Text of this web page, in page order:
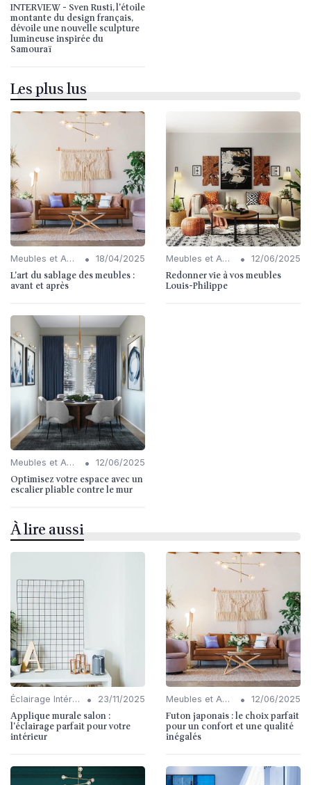
INTERVIEW - Sven Rusti, l'étoile
montante du design français,
dévoile une nouvelle sculpture
lumineuse inspirée du
Samouraï
Les plus lus
Meubles et Accessoires • 18/04/2025
L'art du sablage des meubles :
avant et après
Meubles et Accessoires • 12/06/2025
Redonner vie à vos meubles
Louis-Philippe
Meubles et Accessoires • 12/06/2025
Optimisez votre espace avec un
escalier pliable contre le mur
À lire aussi
Éclairage Intérieur • 23/11/2025
Applique murale salon :
l'éclairage parfait pour votre
intérieur
Meubles et Accessoires • 12/06/2025
Futon japonais : le choix parfait
pour un confort et une qualité
inégalés